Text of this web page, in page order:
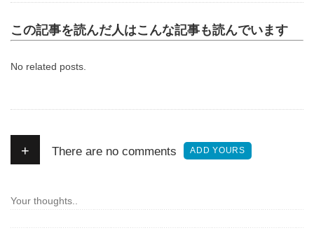
この記事を読んだ人はこんな記事も読んでいます
No related posts.
+ There are no comments ADD YOURS